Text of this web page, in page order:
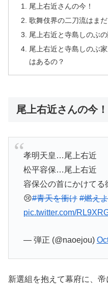
尾上右近さんの今！
歌舞伎界の二刀流はま
尾上右近と寺島しのぶ
尾上右近と寺島しのぶ
はあるの？
尾上右近さんの今！
孝明天皇…尾上右近
松平容保…尾上右近
容保公の首にかけてる
😢#青天を衝け #燃え
pic.twitter.com/
— 弾正 (@naoejou)
新選組を抱えて幕府に、